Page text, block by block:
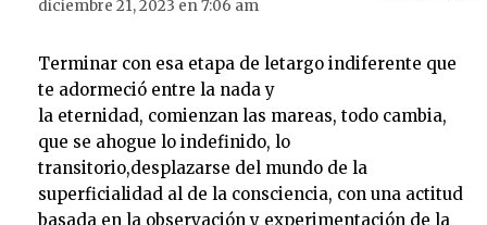
diciembre 21, 2023 en 7:06 am
Terminar con esa etapa de letargo indiferente que
te adormeció entre la nada y
la eternidad, comienzan las mareas, todo cambia,
que se ahogue lo indefinido, lo
transitorio,desplazarse del mundo de la
superficialidad al de la consciencia, con una actitud
basada en la observación y experimentación de la